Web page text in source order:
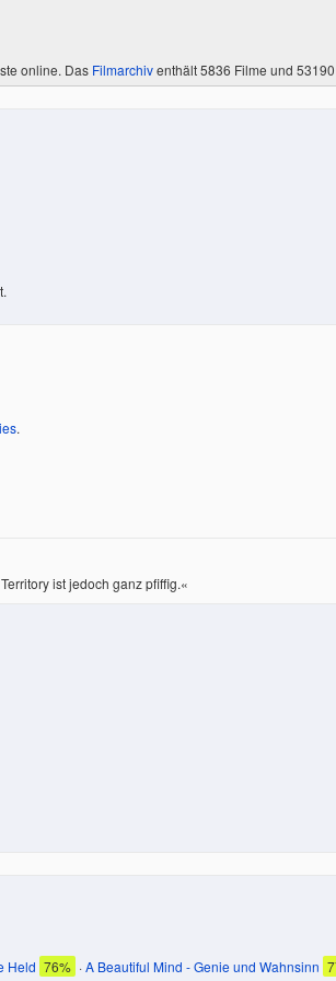
online. Das Filmarchiventhält 5836 Filme und
.
ist jedoch ganz pfiffig.«
Held 76% ·A Beautiful Mind - Genie und Wahnsinn